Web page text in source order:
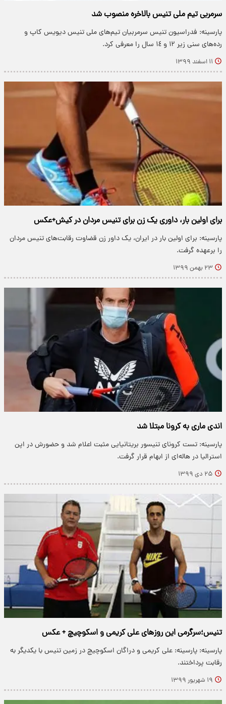
سرمربی تیم ملی تنیس بالاخره منصوب شد
پارسینه: فدراسیون تنیس سرمربیان تیم‌های ملی تنیس دیویس کاپ و
رده‌های سنی زیر ١٢ و ١٤ سال را معرفی کرد.
۱۱ اسفند ۱۳۹۹
برای اولین بار، داوری یک زن برای تنیس مردان در کیش+عکس
پارسینه: برای اولین بار در ایران، یک داور زن قضاوت رقابت‌های تنیس مردان
را برعهده گرفت.
۲۳ بهمن ۱۳۹۹
اندی ماری به کرونا مبتلا شد
پارسینه: تست کرونای تنیسور بریتانیایی مثبت اعلام شد و حضورش در اپن
استرالیا در هاله‌ای از ابهام قرار گرفت.
۲۵ دی ۱۳۹۹
تنیس؛سرگرمی این روزهای علی کریمی و اسکوچیچ + عکس
پارسینه: پارسینه: علی کریمی و دراگان اسکوچیچ در زمین تنیس با یکدیگر به
رقابت پرداختند.
۱۹ شهریور ۱۳۹۹